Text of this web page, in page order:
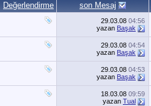
Değerlendirme son Mesaj
29.03.08 04:56
yazan Başak
29.03.08 04:54
yazan Başak
29.03.08 04:53
yazan Başak
18.03.08 09:59
yazan Tual